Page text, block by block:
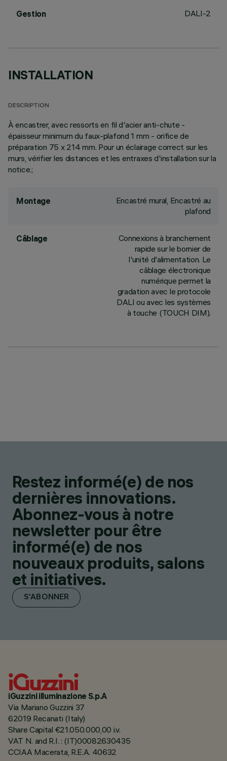
Gestion DALI-2
INSTALLATION
DESCRIPTION
À encastrer, avec ressorts en fil d'acier anti-chute -
épaisseur minimum du faux-plafond 1 mm - orifice de
préparation 75 x 214 mm. Pour un éclairage correct sur les
murs, vérifier les distances et les entraxes d'installation sur la
notice.;
Montage
Encastré mural, Encastré au
plafond
Câblage
Connexions à branchement
rapide sur le bornier de
l'unité d'alimentation. Le
câblage électronique
numérique permet la
gradation avec le protocole
DALI ou avec les systèmes
à touche (TOUCH DIM).
Restez informé(e) de nos
dernières innovations.
Abonnez-vous à notre
newsletter pour être
informé(e) de nos
nouveaux produits, salons
et initiatives.
S'ABONNER
iGuzzini illuminazione S.p.A
Via Mariano Guzzini 37
62019 Recanati (Italy)
Share Capital €21.050.000,00 i.v.
VAT N. and R.I. : (IT)00082630435
CCIAA Macerata, R.E.A. 40632